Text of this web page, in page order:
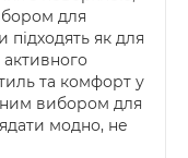
для
підходять як для
активного
та комфорт у
вибором для
модно, не